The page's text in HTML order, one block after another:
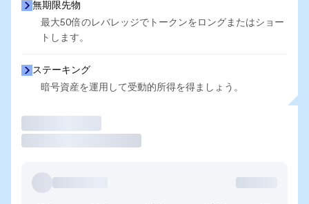
無期限先物
最大50倍のレバレッジでトークンをロングまたはショー
トします。
ステーキング
暗号資産を運用して受動的所得を得ましょう。